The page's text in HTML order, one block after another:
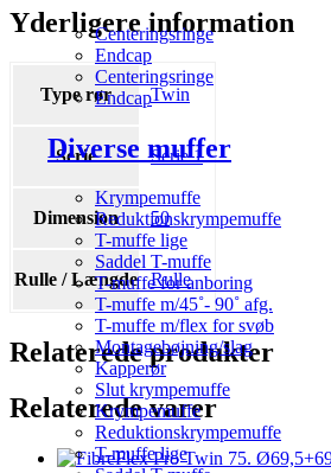
Centeringsringe
Endcap
Centeringsringe
Endcap
Diverse muffer
Krympemuffe
Reduktionskrympemuffe
T-muffe lige
Saddel T-muffe
T-muffe for anboring
T-muffe m/45˚- 90˚ afg.
T-muffe m/flex for svøb
Montagebøjning/slag
Kapperør
Slut krympemuffe
Krympemuffe
Reduktionskrympemuffe
T-muffe lige
Yderligere information
Type rør Twin
Serie Serie 1
Dimension 50
Rulle / Længde Rulle
Relaterede produkter
Relaterede varer